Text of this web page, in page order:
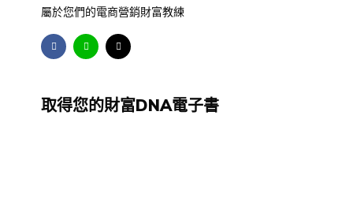
屬於您們的電商營銷財富教練
取得您的財富DNA電子書